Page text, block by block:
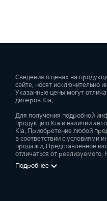
Сведения о ценах на
сайте, носят исключительно
Указанные цены могут
дилеров Kia.
Для получения подробной
продукцию Kia и наличии
Kia. Приобретение любой
в соответствии с условиями
продажи. Представленное
отличаться от
Подробнее